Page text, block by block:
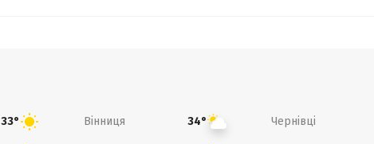
33° Вінниця 34° Чернівці